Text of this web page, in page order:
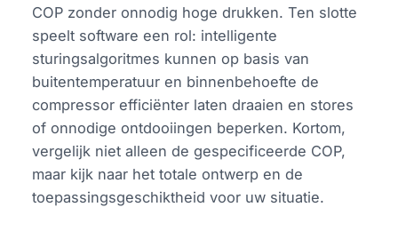
COP zonder onnodig hoge drukken. Ten slotte
speelt software een rol: intelligente
sturingsalgoritmes kunnen op basis van
buitentemperatuur en binnenbehoefte de
compressor efficiënter laten draaien en stores
of onnodige ontdooiingen beperken. Kortom,
vergelijk niet alleen de gespecificeerde COP,
maar kijk naar het totale ontwerp en de
toepassingsgeschiktheid voor uw situatie.